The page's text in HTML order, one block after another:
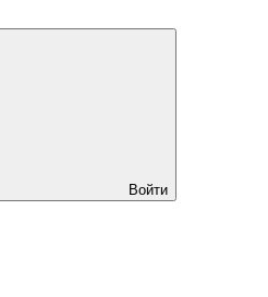
Войти